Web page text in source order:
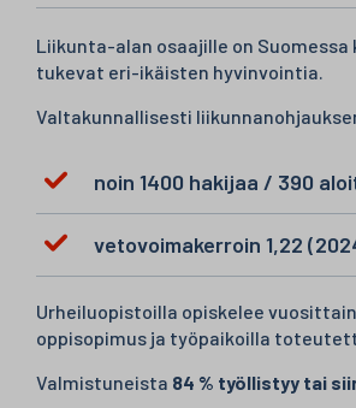
Liikunta-alan osaajille on
tukevat eri-ikäisten hyvinvointia.
Valtakunnallisesti
noin 1400 hakijaa / 390
vetovoimakerroin 1,22
Urheiluopistoilla opiskelee
oppisopimus ja työpaikoilla
Valmistuneista 84 % työllistyy tai